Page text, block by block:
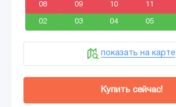
08 09 10 11
02 03 04 05
показать на карте
Купить сейчас!